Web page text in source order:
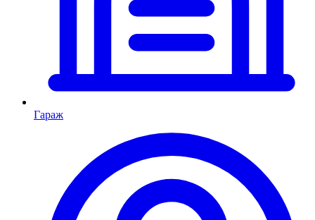
Гараж